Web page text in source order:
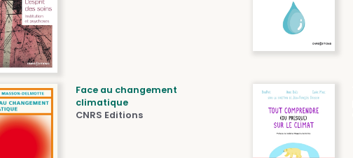
Face au changement
climatique
CNRS Editions